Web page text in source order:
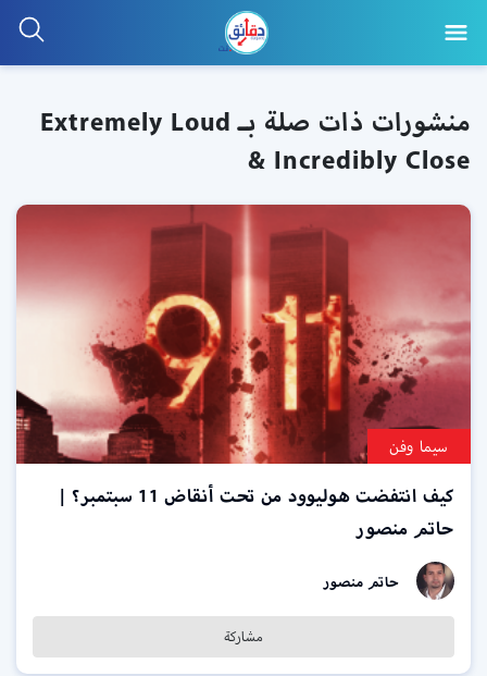
منشورات ذات صلة بـ Extremely Loud
& Incredibly Close
سيما وفن
كيف انتفضت هوليوود من تحت أنقاض 11 سبتمبر؟ |
حاتم منصور
حاتم منصور
مشاركة